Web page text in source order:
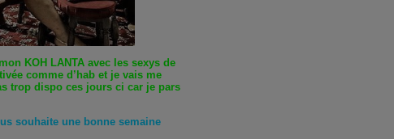
KOH LANTA avec les sexys de
comme d’hab et je vais me
trop dispo ces jours ci car je pars
souhaite une bonne semaine